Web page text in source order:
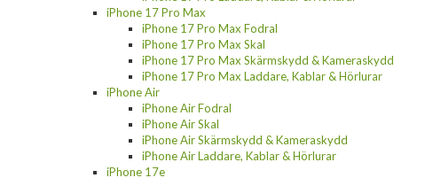
iPhone 17 Pro Max
iPhone 17 Pro Max Fodral
iPhone 17 Pro Max Skal
iPhone 17 Pro Max Skärmskydd & Kameraskydd
iPhone 17 Pro Max Laddare, Kablar & Hörlurar
iPhone Air
iPhone Air Fodral
iPhone Air Skal
iPhone Air Skärmskydd & Kameraskydd
iPhone Air Laddare, Kablar & Hörlurar
iPhone 17e